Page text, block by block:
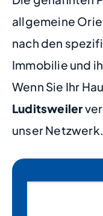
allgemeine
nach den
Immobilie und
Wenn Sie Ihr
Luditsweiler
unser Netzwerk.